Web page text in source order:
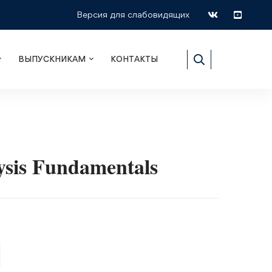
Версия для слабовидящих
ВЫПУСКНИКАМ КОНТАКТЫ
Fundamentals